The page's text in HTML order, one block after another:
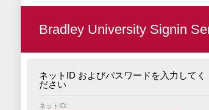
Bradley University Signin
ネットID およびパスワードを入力してく
ださい
ネットID: